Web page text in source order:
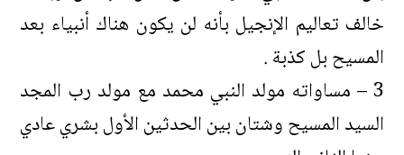
خالف تعاليم الإنجيل بأنه لن يكون هناك أنبياء بعد
المسيح بل كذبة .
3 – مساواته مولد النبي محمد مع مولد رب المجد
السيد المسيح وشتان بين الحدثين الأول بشري عادي